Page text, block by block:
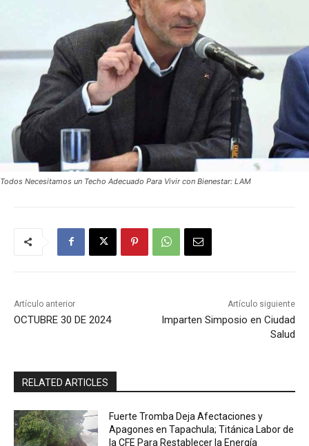
Todos Necesitamos un Techo Adecuado Para Vivir con Bienestar: LAM
Artículo anterior
OCTUBRE 30 DE 2024
Artículo siguiente
Imparten Simposio en Ciudad
Salud
RELATED ARTICLES
Fuerte Tromba Deja Afectaciones y
Apagones en Tapachula; Titánica Labor de
la CFE Para Restablecer la Energía